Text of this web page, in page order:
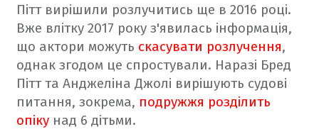
Пітт вирішили розлучитись ще в 2016 році.
Вже влітку 2017 року з'явилась інформація,
що актори можуть скасувати розлучення,
однак згодом це спростували. Наразі Бред
Пітт та Анджеліна Джолі вирішують судові
питання, зокрема, подружжя розділить
опіку над 6 дітьми.